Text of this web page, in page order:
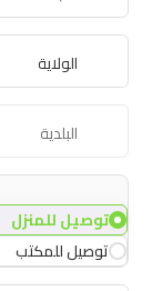
توصيل للمنزل
توصيل للمكتب